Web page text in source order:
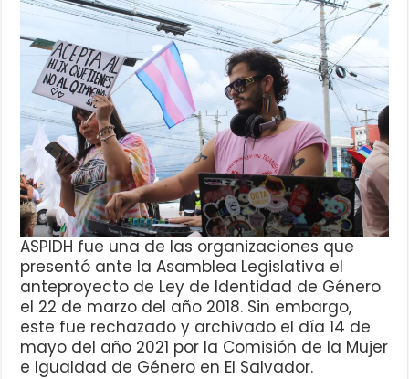
ASPIDH fue una de las organizaciones que
presentó ante la Asamblea Legislativa el
anteproyecto de Ley de Identidad de Género
el 22 de marzo del año 2018. Sin embargo,
este fue rechazado y archivado el día 14 de
mayo del año 2021 por la Comisión de la Mujer
e Igualdad de Género en El Salvador.